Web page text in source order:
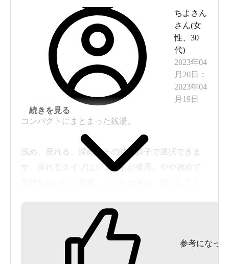
ちよさん
さん(女
性
30
代)
2023年04
月20日
：
2023年04
月19日
コンパクトにまとまった銭湯。
浅め、座れる、深めとその時の調子で選択できま
す。座れるタイプはジェットが優秀。やや強めで
続いてる銭湯だと聞いてびっくり。大正時代から
続けてるからこそ、掃除は拘りをもってると、ご
あ、私は、入浴の最後は必ずジェットシャワー浴
続きを見る
参考になった